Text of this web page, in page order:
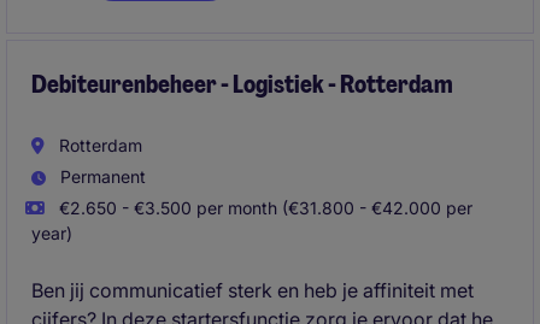
Debiteurenbeheer - Logistiek - Rotterdam
Rotterdam
Permanent
€2.650 - €3.500 per month (€31.800 - €42.000 per
year)
Ben jij communicatief sterk en heb je affiniteit met
cijfers? In deze startersfunctie zorg je ervoor dat het